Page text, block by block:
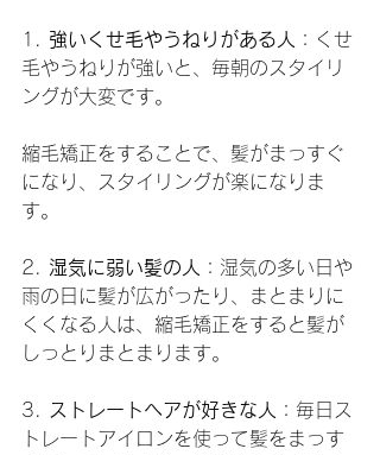
1. 強いくせ毛やうねりがある人
：くせ
毛やうねりが強いと、毎朝のスタイリ
ングが大変です。
縮毛矯正をすることで、髪がまっすぐ
になり、スタイリングが楽になりま
す。
2. 湿気に弱い髪の人
：湿気の多い日や
雨の日に髪が広がったり、まとまりに
くくなる人は、縮毛矯正をすると髪が
しっとりまとまります。
3. ストレートヘアが好きな人
：毎日ス
トレートアイロンを使って髪をまっす